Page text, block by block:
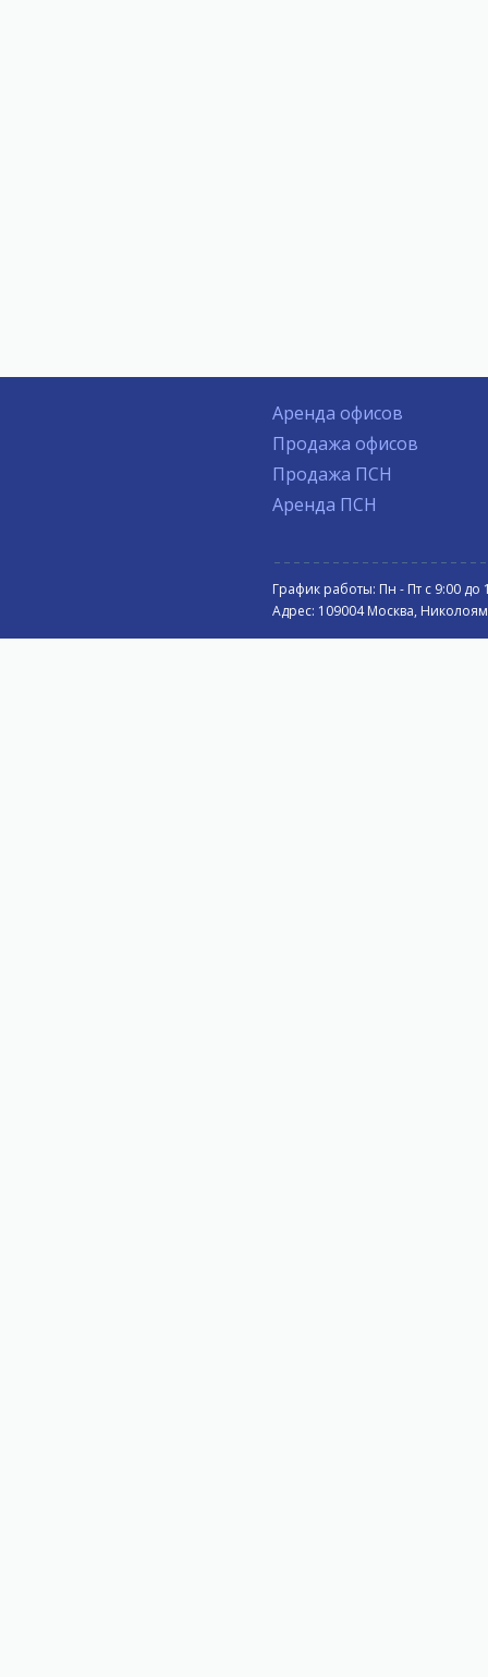
Аренда офисов
Продажа офисов
Продажа ПСН
Аренда ПСН
График работы: Пн - Пт с 9:00 до
Адрес: 109004 Москва,